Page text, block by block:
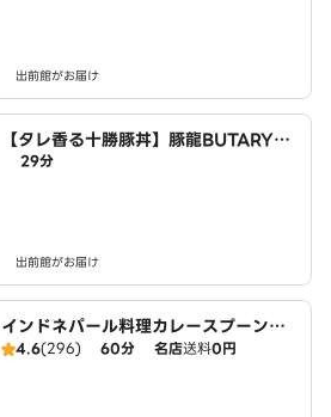
出前館がお届け
【タレ香る十勝豚丼】豚龍BUTARYU
～錦糸町店～
29分
出前館がお届け
インドネパール料理カレースプーン
Curry Spoon
4.6(296) 60分 名店送料0円